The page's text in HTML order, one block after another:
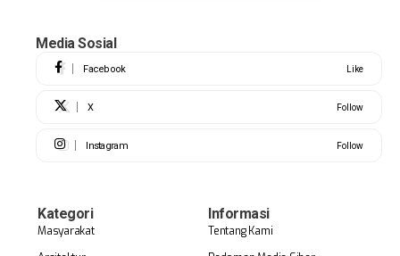
Media Sosial
Facebook Like
X Follow
Instagram Follow
Kategori
Masyarakat
Informasi
Tentang Kami